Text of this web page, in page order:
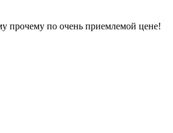
прочему по очень приемлемой цене!